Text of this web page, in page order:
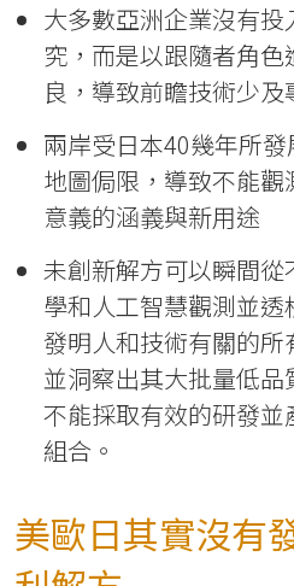
大多數亞洲企業沒有
究，而是以跟隨者角
良，導致前瞻技術少及
兩岸受日本40幾年所
地圖侷限，導致不能
意義的涵義與新用途
未創新解方可以瞬間
學和人工智慧觀測並透
發明人和技術有關的
並洞察出其大批量低
不能採取有效的研發
組合。
美歐日其實沒有